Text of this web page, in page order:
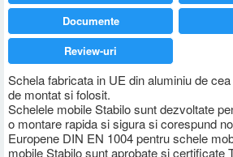
Schela fabricata in UE din aluminiu de
de montat si folosit.
Schelele mobile Stabilo sunt dezvoltate
o montare rapida si sigura si corespund
Europene DIN EN 1004 pentru schele
mobile Stabilo sunt aprobate si certificate
Documente
Review-uri